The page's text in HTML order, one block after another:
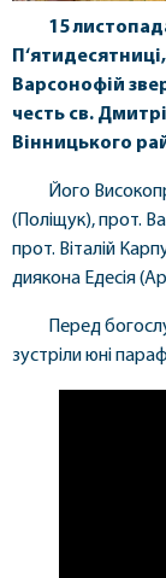
15
Варсонофій
честь св.
Вінницького
Його
(Поліщук), прот.
прот. Віталій
диякона Едесія
Перед
зустріли юні